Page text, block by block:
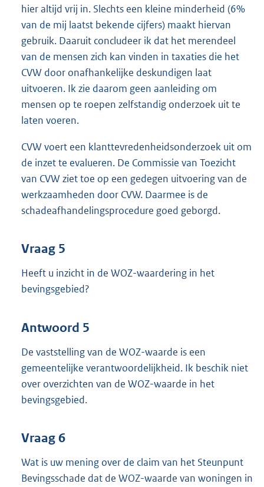
hier altijd vrij in. Slechts een kleine minderheid (6%
van de mij laatst bekende cijfers) maakt hiervan
gebruik. Daaruit concludeer ik dat het merendeel
van de mensen zich kan vinden in taxaties die het
CVW door onafhankelijke deskundigen laat
uitvoeren. Ik zie daarom geen aanleiding om
mensen op te roepen zelfstandig onderzoek uit te
laten voeren.
CVW voert een klanttevredenheidsonderzoek uit om
de inzet te evalueren. De Commissie van Toezicht
van CVW ziet toe op een gedegen uitvoering van de
werkzaamheden door CVW. Daarmee is de
schadeafhandelingsprocedure goed geborgd.
Vraag 5
Heeft u inzicht in de WOZ-waardering in het
bevingsgebied?
Antwoord 5
De vaststelling van de WOZ-waarde is een
gemeentelijke verantwoordelijkheid. Ik beschik niet
over overzichten van de WOZ-waarde in het
bevingsgebied.
Vraag 6
Wat is uw mening over de claim van het Steunpunt
Bevingsschade dat de WOZ-waarde van woningen in